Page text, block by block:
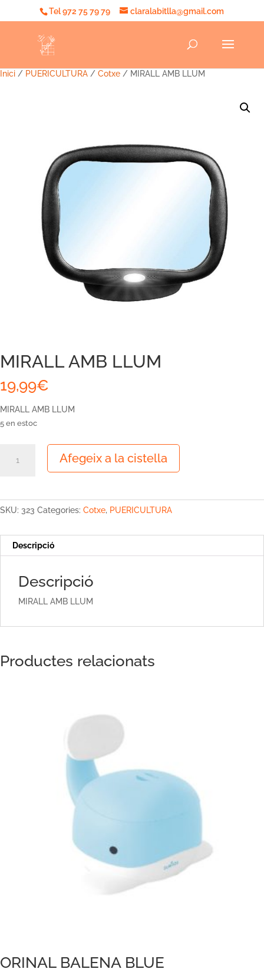
Tel 972 75 79 79 claralabitlla@gmail.com
Inici / PUERICULTURA / Cotxe / MIRALL AMB LLUM
MIRALL AMB LLUM
19,99€
MIRALL AMB LLUM
5 en estoc
Afegeix a la cistella
SKU: 323 Categories: Cotxe, PUERICULTURA
Descripció
Descripció
MIRALL AMB LLUM
Productes relacionats
ORINAL BALENA BLUE